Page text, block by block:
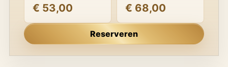
€ 53,00 € 68,00
Reserveren